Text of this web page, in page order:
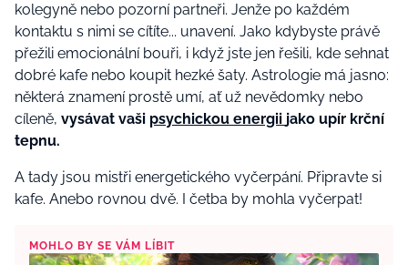
kolegyně nebo pozorní partneři. Jenže po každém
kontaktu s nimi se cítíte... unavení. Jako kdybyste právě
přežili emocionální bouři, i když jste jen řešili, kde sehnat
dobré kafe nebo koupit hezké šaty. Astrologie má jasno:
některá znamení prostě umí, ať už nevědomky nebo
cíleně, vysávat vaši psychickou energii jako upír krční
tepnu.
A tady jsou mistři energetického vyčerpání. Připravte si
kafe. Anebo rovnou dvě. I četba by mohla vyčerpat!
MOHLO BY SE VÁM LÍBIT